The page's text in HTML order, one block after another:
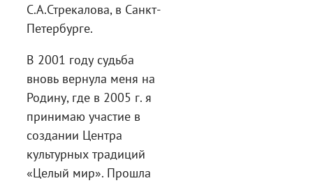
С.А.Стрекалова, в Санкт-
Петербурге.
В 2001 году судьба
вновь вернула меня на
Родину, где в 2005 г. я
принимаю участие в
создании Центра
культурных традиций
«Целый мир». Прошла